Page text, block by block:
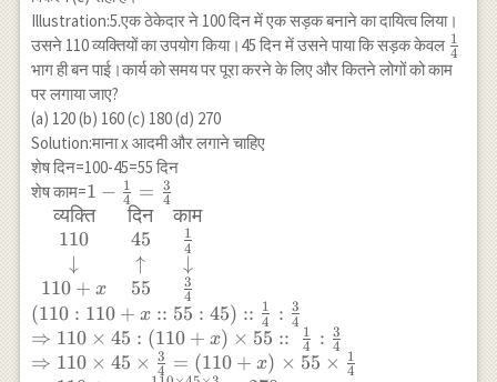
{20}
Illustration:5.एक ठेकेदार ने 100 दिन में एक सड़क बनाने का दायित्व लिया।
उसने 110 व्यक्तियों का उपयोग किया।45 दिन में उसने पाया कि सड़क केवल
{4}
4
1
भाग ही बन पाई।कार्य को समय पर पूरा करने के लिए और कितने लोगों को काम
पर लगाया जाए?
(a) 120 (b) 160 (c) 180 (d) 270
Solution:माना x आदमी और लगाने चाहिए
शेष दिन=100-45=55 दिन
शेष काम=1-\frac{1}
{4}=\frac{3}{4}
\\ \begin{array}
\text{व्यक्ति} &
\text{दिन} &
\text{काम} \\ 110
& 45 & \frac{1}
1 − 4
1 = 4
3
व्यक्ति
110
↓
110 + x
दिन
45
↑
55
काम
4
1
↓
4
3
(110 : 110 + x :: 55 : 45) :: 4
1 : 4
3
⇒ 110 × 45 : (110 + x) × 55 :: 4
1 : 4
3
⇒ 110 × 45 × 4
3 = (110 + x) × 55 × 4
1